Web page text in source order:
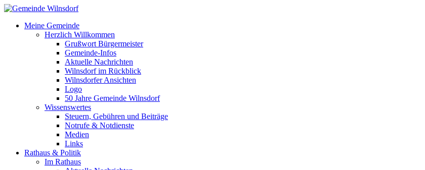
Meine Gemeinde
Herzlich Willkommen
Grußwort Bürgermeister
Gemeinde-Infos
Aktuelle Nachrichten
Wilnsdorf im Rückblick
Wilnsdorfer Ansichten
Logo
50 Jahre Gemeinde Wilnsdorf
Wissenswertes
Steuern, Gebühren und Beiträge
Notrufe & Notdienste
Medien
Links
Rathaus & Politik
Im Rathaus